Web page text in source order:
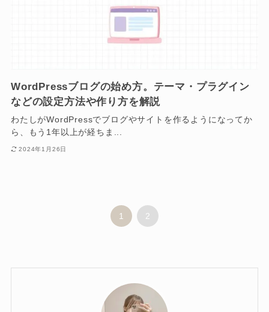
WordPressブログの始め方。テーマ・プラグイン
などの設定方法や作り方を解説
わたしがWordPressでブログやサイトを作るようになってか
ら、もう1年以上が経ちま...
2024年1月26日
1 2